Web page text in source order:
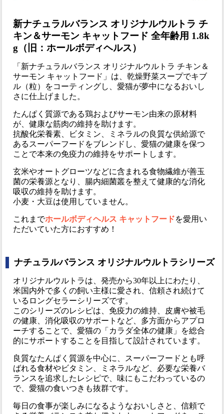
新ナチュラルバランス オリジナルウルトラ チ
キン＆サーモン キャットフード 全年齢用 1.8k
g（旧：ホールボディヘルス）
「新ナチュラルバランス オリジナルウルトラ チキン＆
サーモン キャットフード」は、乾燥野菜スープでキブ
ル（粒）をコーティングし、愛猫が夢中になるおいし
さに仕上げました。
たんぱく質源である鶏およびサーモン由来の原材料
が、健康な筋肉の維持を助けます。
抗酸化栄養素、ビタミン、ミネラルの良質な供給源で
あるスーパーフードをブレンドし、愛猫の健康を保つ
ことで本来の免疫力の維持をサポートします。
玄米やオートグローツなどに含まれる食物繊維が善玉
菌の栄養源となり、腸内細菌叢を整えて健康的な消化
吸収の維持を助けます。
小麦・大豆は使用していません。
これまでホールボディヘルス キャットフードを愛用い
ただいていた方におすすめ！
ナチュラルバランス オリジナルウルトラシリーズ
オリジナルウルトラは、発売から30年以上にわたり、
米国内外で多くの飼い主様に愛され、信頼され続けて
いるロングセラーシリーズです。
このシリーズのレシピは、免疫力の維持、皮膚や被毛
の健康、消化吸収のサポートなど、多方面からアプロ
ーチすることで、愛猫の「カラダ全体の健康」を総合
的にサポートすることを目指して設計されています。
良質なたんぱく質源を中心に、スーパーフードとも呼
ばれる食材やビタミン、ミネラルなど、必要な栄養バ
ランスを追求したレシピで、味にもこだわっているの
で、愛猫の食いつきも抜群です。
毎日の食事が楽しみになるようなおいしさと、信頼で